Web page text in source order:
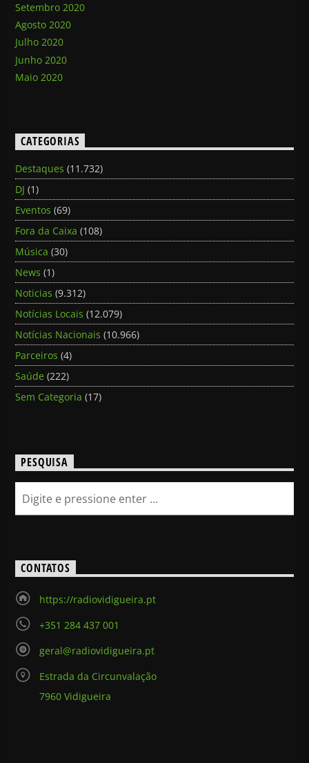
Setembro 2020
Agosto 2020
Julho 2020
Junho 2020
Maio 2020
CATEGORIAS
Destaques (11.732)
DJ (1)
Eventos (69)
Fora da Caixa (108)
Música (30)
News (1)
Noticias (9.312)
Notícias Locais (12.079)
Notícias Nacionais (10.966)
Parceiros (4)
Saúde (222)
Sem Categoria (17)
PESQUISA
CONTATOS
https://radiovidigueira.pt
+351 284 437 001
geral@radiovidigueira.pt
Estrada da Circunvalação
7960 Vidigueira